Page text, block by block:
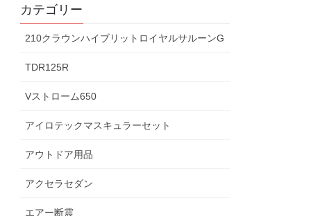
カテゴリー
210クラウンハイブリットロイヤルサルーンG
TDR125R
Vストローム650
アイロテックマスキュラーセット
アウトドア用品
アクセラセダン
エアー断震